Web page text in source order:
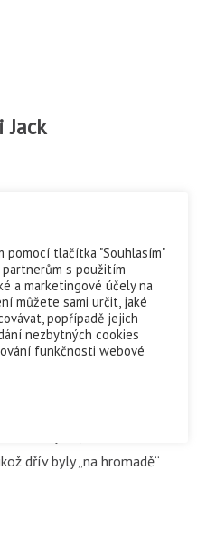
je především
a imunita dětí je
co je děti pravidelně
v posteli. Vřele
najela na Jacka
dřív byly „na hromadě“
pomocí tlačítka "Souhlasím"
s použitím
a marketingové účely na
můžete sami určit, jaké
popřípadě jejich
nezbytných cookies
funkčnosti webové